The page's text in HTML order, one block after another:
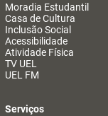
Moradia Estudantil
Casa de Cultura
Inclusão Social
Acessibilidade
Atividade Física
TV UEL
UEL FM
Serviços